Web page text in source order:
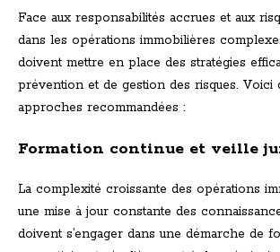
Face aux responsabilités accrues et aux
dans les opérations immobilières
doivent mettre en place des stratégies
prévention et de gestion des risques. Voici
approches recommandées :
Formation continue et veille
La complexité croissante des opérations
une mise à jour constante des
doivent s’engager dans une démarche de